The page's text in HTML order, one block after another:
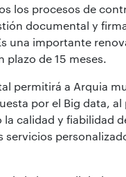
los procesos de
documental y
una importante
plazo de 15 meses.
permitirá a Arquia
por el Big data,
calidad y fiabilidad